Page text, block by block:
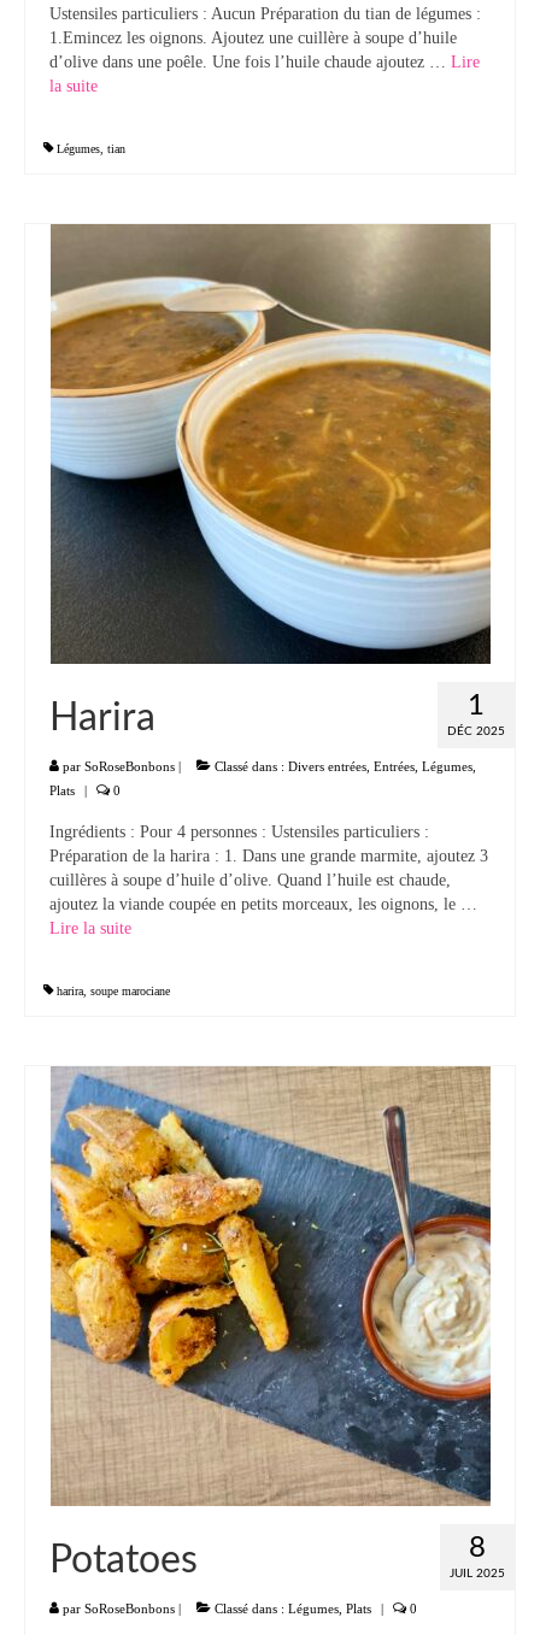
Ustensiles particuliers : Aucun Préparation du tian de légumes :
1.Emincez les oignons. Ajoutez une cuillère à soupe d’huile
d’olive dans une poêle. Une fois l’huile chaude ajoutez … Lire
la suite­­
Légumes tian
1
DÉC 2025
Harira
par SoRoseBonbons | Classé dans : Divers entrées Entrées Légumes
Plats
| 0
Ingrédients : Pour 4 personnes : Ustensiles particuliers :
Préparation de la harira : 1. Dans une grande marmite, ajoutez 3
cuillères à soupe d’huile d’olive. Quand l’huile est chaude,
ajoutez la viande coupée en petits morceaux, les oignons, le …
Lire la suite­­
harira soupe marociane
8
JUIL 2025
Potatoes
par SoRoseBonbons | Classé dans : Légumes Plats | 0